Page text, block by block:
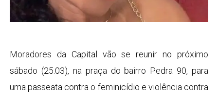
Moradores da Capital vão se reunir no próximo
sábado (25.03), na praça do bairro Pedra 90, para
uma passeata contra o feminicídio e violência contra